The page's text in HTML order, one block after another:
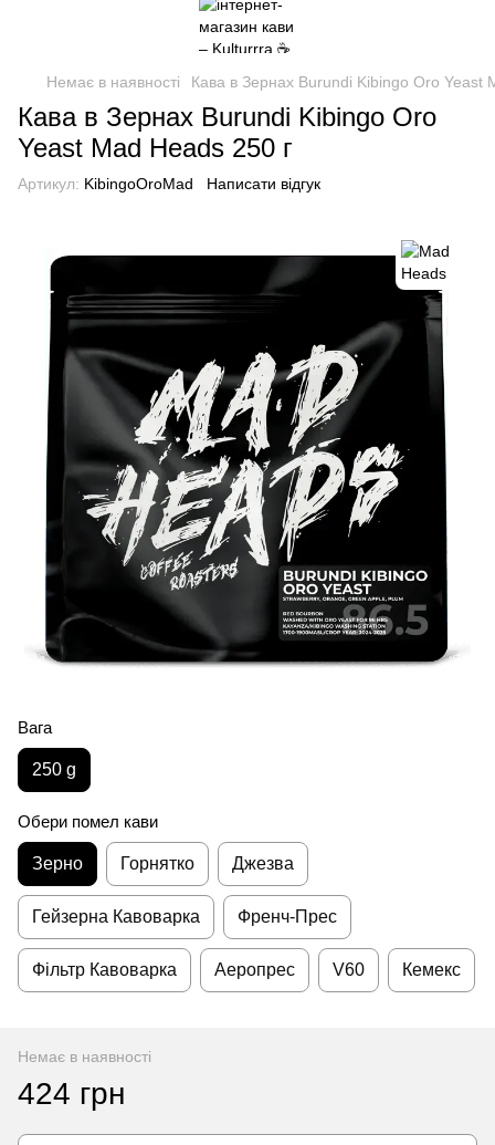
Немає в наявності Кава в Зернах Burundi Kibingo Oro Yeast
Кава в Зернах Burundi Kibingo Oro
Yeast Mad Heads 250 г
Артикул: KibingoOroMad Написати відгук
Вага
250 g
Обери помел кави
Зерно Горнятко Джезва
Гейзерна Кавоварка Френч-Прес
Фільтр Кавоварка Аеропрес V60 Кемекс
Немає в наявності
424 грн